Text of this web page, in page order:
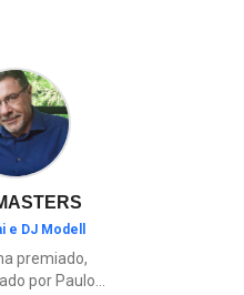
e DJ Modell
premiado,
por Paulo